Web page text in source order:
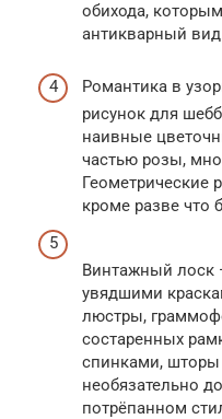
обихода,
антикварный
Романтика в
рисунок для
наивные
частью розы,
Геометрические
кроме разве что
Винтажный лоск
увядшими
люстры,
состаренных
спинками,
необязательно
потрёпанном